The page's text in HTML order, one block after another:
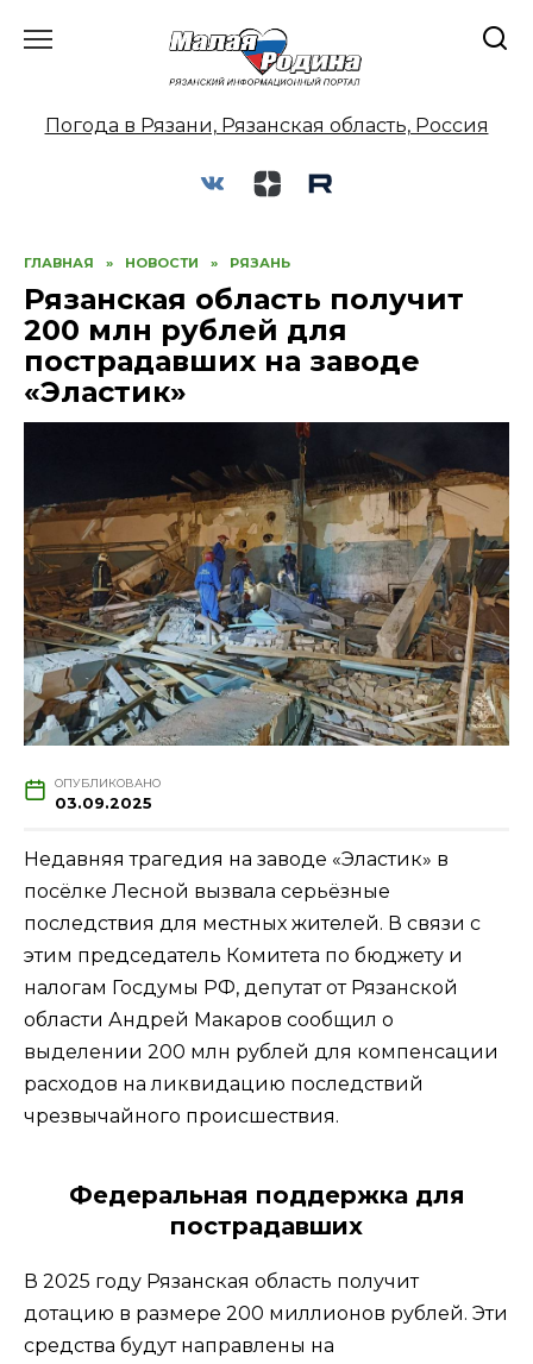
Погода в Рязани, Рязанская область, Россия
ГЛАВНАЯ » НОВОСТИ » РЯЗАНЬ
Рязанская область получит
200 млн рублей для
пострадавших на заводе
«Эластик»
ОПУБЛИКОВАНО
03.09.2025
Недавняя трагедия на заводе «Эластик» в
посёлке Лесной вызвала серьёзные
последствия для местных жителей. В связи с
этим председатель Комитета по бюджету и
налогам Госдумы РФ, депутат от Рязанской
области Андрей Макаров сообщил о
выделении 200 млн рублей для компенсации
расходов на ликвидацию последствий
чрезвычайного происшествия.
Федеральная поддержка для
пострадавших
В 2025 году Рязанская область получит
дотацию в размере 200 миллионов рублей. Эти
средства будут направлены на